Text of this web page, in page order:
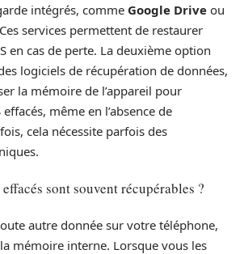
intégrés, comme Google Drive ou
services permettent de restaurer
en cas de perte. La deuxième option
logiciels de récupération de données,
la mémoire de l’appareil pour
même en l’absence de
cela nécessite parfois des
sont souvent récupérables ?
autre donnée sur votre téléphone,
mémoire interne. Lorsque vous les